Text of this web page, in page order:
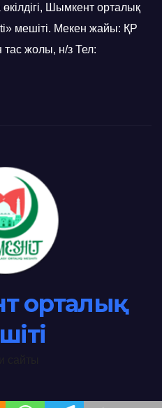
Шымкент орталық
мешіті. Мекен жайы: ҚР
жолы, н/з Тел:
орталық